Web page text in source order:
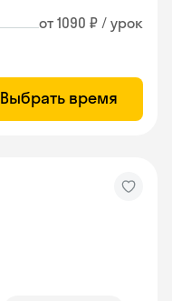
от 1090 ₽ / урок
Выбрать время